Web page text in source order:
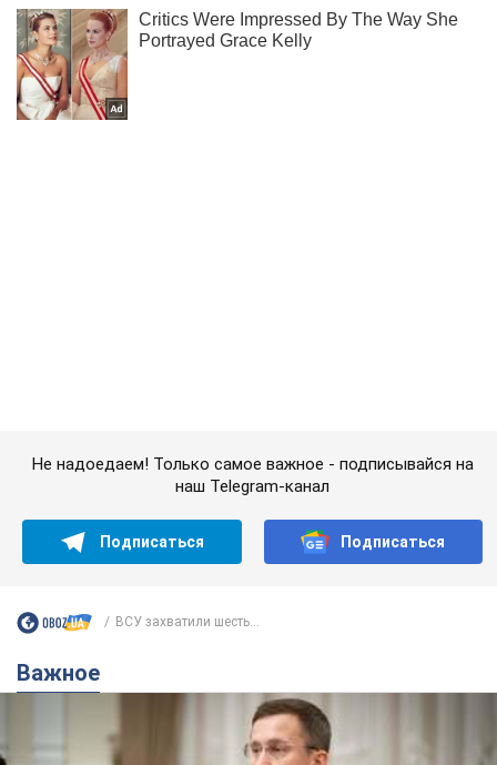
зарплаты: Корецкий раскрыл подробности
Одновременно с повышением зарплат педагогам
правительство объявило об увеличении студенческих
стипендий